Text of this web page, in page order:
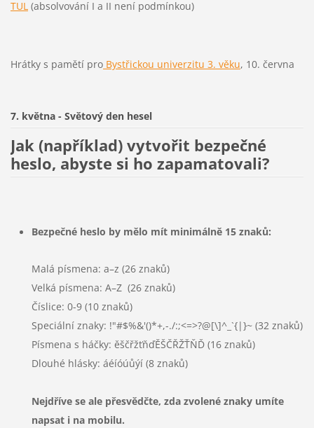
TUL (absolvování I a II není podmínkou)
Hrátky s pamětí proBystřickou univerzitu 3. věku, 10. června
7. května - Světový den hesel
Jak (například) vytvořit bezpečné
heslo, abyste si ho zapamatovali?
Bezpečné heslo by mělo mít minimálně 15 znaků:
Malá písmena: a–z (26 znaků)
Velká písmena: A–Z (26 znaků)
Číslice: 0-9 (10 znaků)
Speciální znaky: !"#$%&'()*+,-./:;<=>?@[\]^_`{|}~ (32 znaků)
Písmena s háčky: ěščřžťňďĚŠČŘŽŤŇĎ (16 znaků)
Dlouhé hlásky: áéíóúůýí (8 znaků)
Nejdříve se ale přesvědčte, zda zvolené znaky umíte
napsat i na mobilu.